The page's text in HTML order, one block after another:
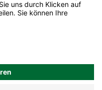
zzgl.Versandkosten